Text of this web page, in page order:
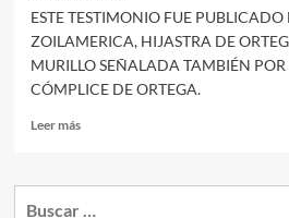
ZOILAMERICA
(1998)
ESTE TESTIMONIO FUE PUBLICADO
ZOILAMERICA, HIJASTRA DE
MURILLO SEÑALADA TAMBIÉN
CÓMPLICE DE ORTEGA.
Leer másLeer
Testimonio